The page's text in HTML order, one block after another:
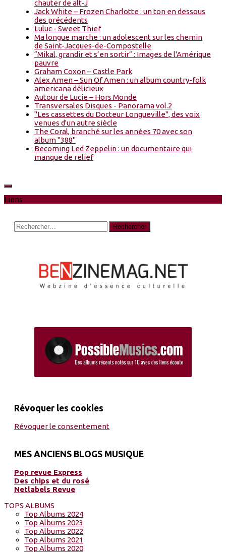
chauter de alt-J
Jack White – Frozen Charlotte : un ton en dessous
des précédents
Luluc - Sweet Thief
Ma longue marche : un adolescent sur les chemin
de Saint-Jacques-de-Compostelle
“Mikal, grandir et s’en sortir” : Images de l'Amérique
pauvre
Graham Coxon – Castle Park
Alex Amen – Sun Of Amen : un album country-folk
americana délicieux
Autour de Lucie – Hors Monde
Transversales Disques - Panorama vol.2
"Les cassettes du Docteur Longueville", des voix
venues d'un autre siècle
The Coral, branché sur les années 70 avec son
album "388"
Becoming Led Zeppelin : un documentaire qui
manque de relief
Liens
Rechercher :
Révoquer les cookies
Révoquer le consentement
MES ANCIENS BLOGS MUSIQUE
Pop revue Express
Des chips et du rosé
Netlabels Revue
TOPS ALBUMS
Top Albums 2024
Top Albums 2023
Top Albums 2022
Top Albums 2021
Top Albums 2020